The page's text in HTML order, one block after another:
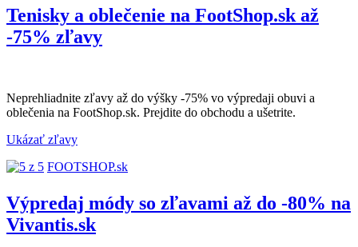
Tenisky a oblečenie na FootShop.sk až
-75% zľavy
Neprehliadnite zľavy až do výšky -75% vo výpredaji obuvi a
oblečenia na FootShop.sk. Prejdite do obchodu a ušetrite.
Ukázať zľavy
FOOTSHOP.sk
Výpredaj módy so zľavami až do -80% na
Vivantis.sk